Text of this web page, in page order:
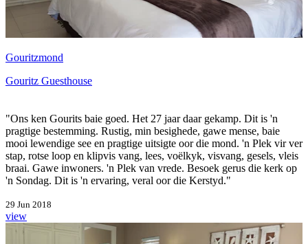
Gouritzmond
Gouritz Guesthouse
"Ons ken Gourits baie goed. Het 27 jaar daar gekamp. Dit is 'n
pragtige bestemming. Rustig, min besighede, gawe mense, baie
mooi lewendige see en pragtige uitsigte oor die mond. 'n Plek vir ver
stap, rotse loop en klipvis vang, lees, voëlkyk, visvang, gesels, vleis
braai. Gawe inwoners. 'n Plek van vrede. Besoek gerus die kerk op
'n Sondag. Dit is 'n ervaring, veral oor die Kerstyd."
29 Jun 2018
view